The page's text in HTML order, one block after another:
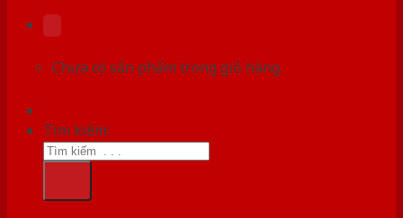
Chưa có sản phẩm trong giỏ hàng.
Tìm kiếm: